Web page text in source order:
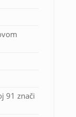
91 znači